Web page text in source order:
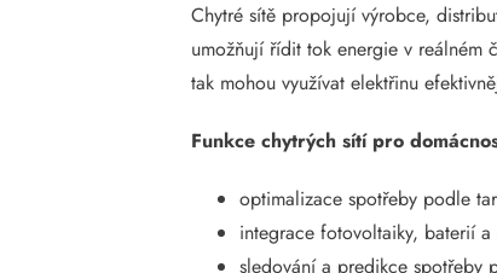
Chytré sítě propojují výrobce,
umožňují řídit tok energie v reálném
tak mohou využívat elektřinu
Funkce chytrých sítí pro
optimalizace spotřeby podle
integrace fotovoltaiky, baterií
sledování a predikce spotřeby